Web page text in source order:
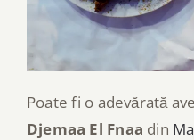
Poate fi o adevărată
Djemaa El Fnaa din